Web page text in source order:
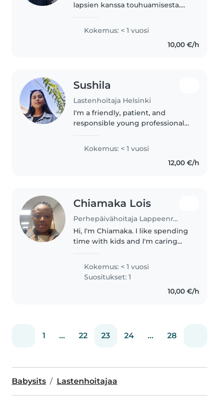
lapsien kanssa touhuamisesta.
suuntautua lapsiin ja nuoriin.
työharjoittelussa. Pidin siellä..
Kokemus: < 1 vuosi
10,00 €/h
Sushila
Lastenhoitaja Helsinki
I'm a friendly, patient, and
responsible young professional
degree. I have 8 years
experience of teaching in my
home country, Here in Finland I
Kokemus: < 1 vuosi
12,00 €/h
Chiamaka Lois
Perhepäivähoitaja Lappeenranta
Hi, I'm Chiamaka. I like spending
time with kids and I'm caring
feeding, playing and looking
after them.
Kokemus: < 1 vuosi
Suositukset: 1
10,00 €/h
1 ... 22 23 24 ... 28
Babysits Lastenhoitajaa